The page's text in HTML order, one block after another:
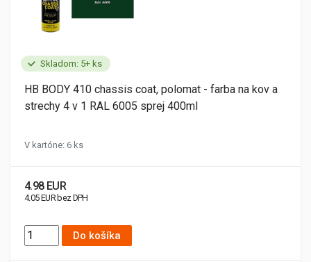
Skladom: 5+ ks
HB BODY 410 chassis coat, polomat - farba na kov a
strechy 4 v 1 RAL 6005 sprej 400ml
V kartóne: 6 ks
4.98 EUR
4.05 EUR bez DPH
Do košíka